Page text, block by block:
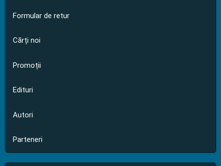
Formular de retur
Cărți noi
Promoții
Edituri
Autori
Parteneri